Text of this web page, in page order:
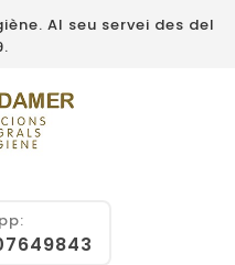
Al seu servei des del